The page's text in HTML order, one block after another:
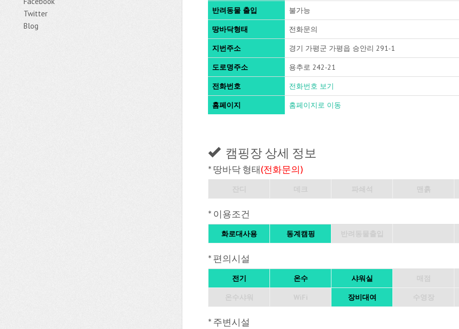
Twitter
Blog
반려동물 출입 불가능
땅바닥형태 전화문의
지번주소 경기 가평군 가평읍 승안리 291-1
도로명주소 용추로 242-21
전화번호 전화번호 보기
홈페이지 홈페이지로 이동
캠핑장 상세 정보
* 땅바닥 형태(전화문의)
* 이용조건
화로대사용 동계캠핑
* 편의시설
전기 온수 샤워실
장비대여
* 주변시설